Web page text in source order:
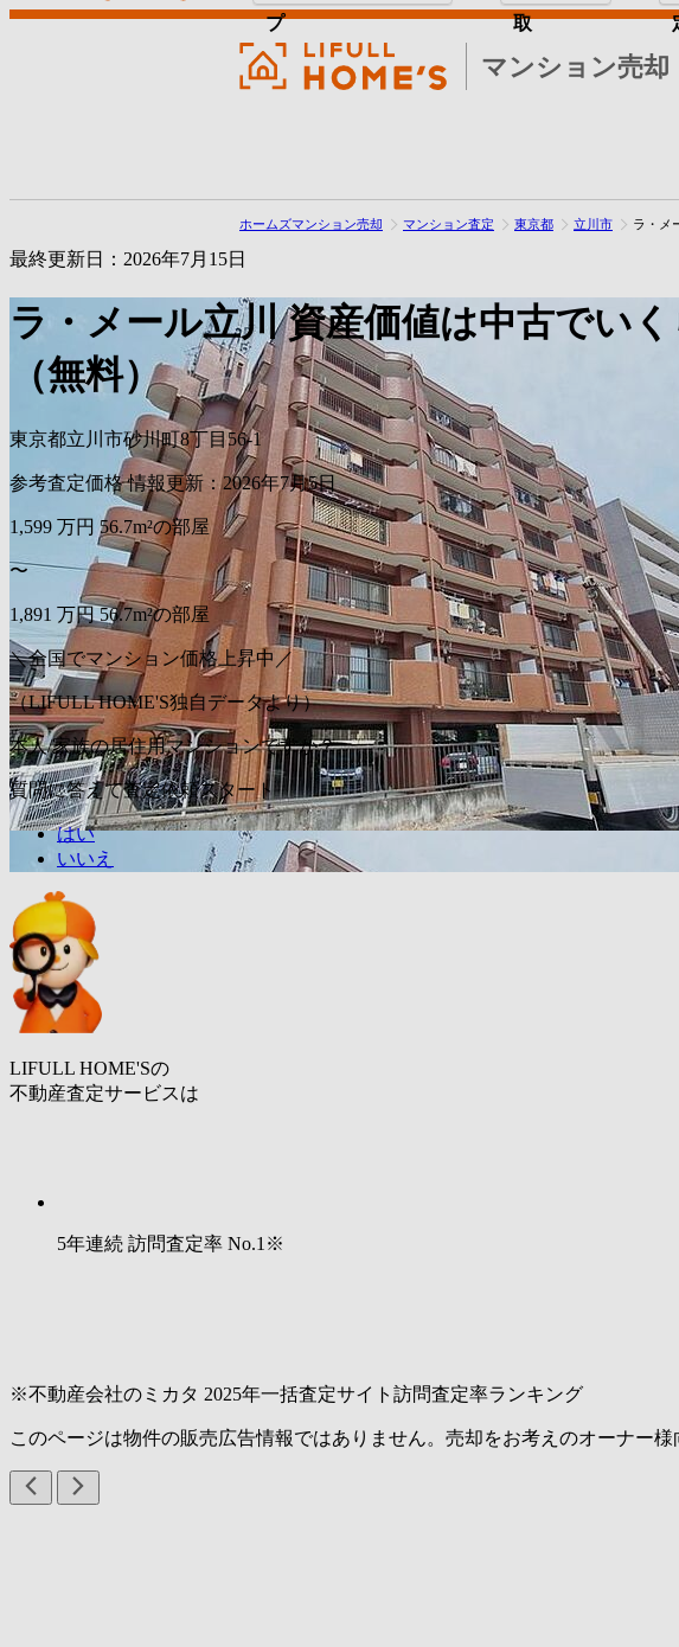
マンション売却
プ 取
ホームズマンション売却 マンション査定 東京都 立川市 ラ・メ
最終更新日：2026年7月15日
ラ・メール立川 資産価値は中古でい
（無料）
東京都立川市砂川町8丁目56-1
参考査定価格 情報更新：2026年7月5日
1,599 万円 56.7m²の部屋
〜
1,891 万円 56.7m²の部屋
＼全国でマンション価格上昇中／
（LIFULL HOME'S独自データより）
本人/家族の居住用マンションですか？
質問に答えて査定依頼スタート
はい
いいえ
LIFULL HOME'Sの
不動産査定サービスは
5年連続 訪問査定率 No.1 ※
※不動産会社のミカタ 2025年一括査定サイト訪問査定率ランキング
このページは物件の販売広告情報ではありません。売却をお考えのオーナー様